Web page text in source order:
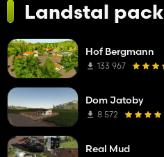
Landstal pack
Hof Bergmann
133 967
Dom Jatoby
8 572
Real Mud